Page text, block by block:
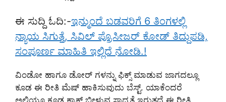
ಈ ಸುದ್ದಿ ಓದಿ:-ಇನ್ಮುಂದೆ ಬಡವರಿಗೆ 6 ತಿಂಗಳಲ್ಲಿ
ನ್ಯಾಯ ಸಿಗುತ್ತೆ, ಸಿವಿಲ್ ಪ್ರೊಸೀಜರ್ ಕೋಡ್ ತಿದ್ದುಪಡಿ,
ಸಂಪೂರ್ಣ ಮಾಹಿತಿ ಇಲ್ಲಿದೆ ನೋಡಿ.!
ವಿಂಡೋ ಹಾಗೂ ಡೋರ್ ಗಳನ್ನು ಫಿಕ್ಸ್ ಮಾಡುವ ಜಾಗದಲ್ಲೂ
ಕೂಡ ಈ ರೀತಿ ಮೆಷ್ ಹಾಕಿಸುವುದು ಬೆಸ್ಟ್. ಯಾಕೆಂದರೆ